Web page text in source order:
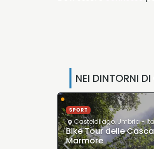
NEI DINTORNI
MTB
Casteldilago,Umbria-
Bike Tour dei Borghi
Medioevali